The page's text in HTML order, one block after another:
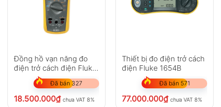
Đồng hồ vạn năng đo
điện trở cách điện Fluke
Đã bán 327
18.500.000₫ chưa VAT 8%
Thiết bị đo điện trở cách
điện Fluke 1654B
Đã bán 571
77.000.000₫ chưa VAT 8%